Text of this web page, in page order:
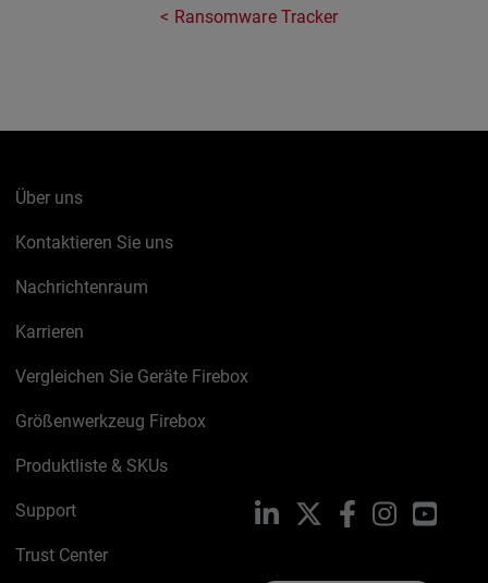
Ransomware Tracker
Über uns
Kontaktieren Sie uns
Nachrichtenraum
Karrieren
Vergleichen Sie Geräte Firebox
Größenwerkzeug Firebox
Produktliste & SKUs
Support
Trust Center
LinkedIn FacebookInstagram